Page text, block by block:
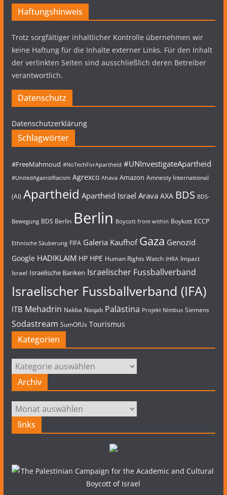
Haftungshinweis
Trotz sorgfältiger inhaltlicher Kontrolle übernehmen wir
keine Haftung für die Inhalte externer Links. Für den Inhalt
der verlinkten Seiten sind ausschließlich deren Betreiber
verantwortlich.
Datenschutz
Datenschutzerklärung
Schlagwörter
#FreeMahmoud #NoTechForApartheid #UNInvestigateApartheid
#UnitedAgainstRacism Agrexco Ahava Amazon Amnesty International
(AI) Apartheid Apartheid Israel Arava AXA BDS BDS-
Bewegung BDS Berlin Berlin Boycott from within Boykott ECCP
Ethnische Säuberung FIFA Galeria Kaufhof Gaza Genozid
Google HADIKLAIM HP HPE Human Rights Watch IHRA Impact
Israel Israelische Banken Israelischer Fussballverband
Israelischer Fussballverband (IFA)
ITB Mehadrin Nakba Naqab Palästina Projekt Nimbus Siemens
Sodastream SumOfUs Tourismus
Kategorien
Kategorien
Archiv
Archiv
links